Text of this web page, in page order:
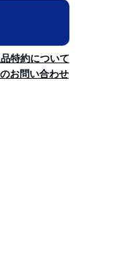
特約について
お問い合わせ